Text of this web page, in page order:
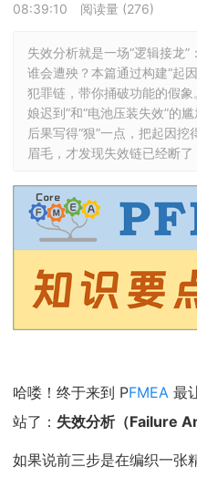
08:39:10
阅读量 (276)
失效分析就是一场“逻辑接龙”
谁会遭殃？本篇通过构建“起
犯罪链，带你捅破功能的假象
娘迟到”和“电池压装失效”的
后果写得“狠”一点，把起因挖
眉毛，才发现失效链已经断了
哈喽！终于来到 PFMEA 最
站了： 失效分析（Failure
如果说前三步是在编织一张